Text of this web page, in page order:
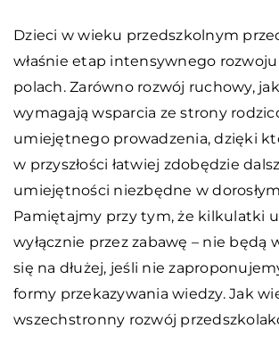
Dzieci w wieku przedszkolnym
właśnie etap intensywnego
polach. Zarówno rozwój ruchowy,
wymagają wsparcia ze strony
umiejętnego prowadzenia, dzięki
w przyszłości łatwiej zdobędzie
umiejętności niezbędne w
Pamiętajmy przy tym, że kilkulatki
wyłącznie przez zabawę – nie będą
się na dłużej, jeśli nie
formy przekazywania wiedzy. Jak
wszechstronny rozwój